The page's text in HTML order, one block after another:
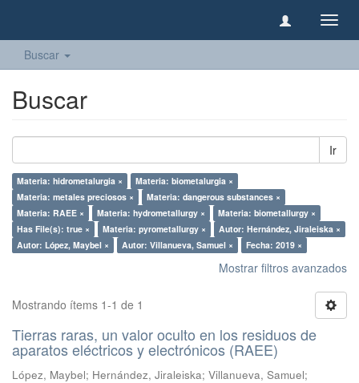
Buscar
Buscar
Ir
Materia: hidrometalurgia ×
Materia: biometalurgia ×
Materia: metales preciosos ×
Materia: dangerous substances ×
Materia: RAEE ×
Materia: hydrometallurgy ×
Materia: biometallurgy ×
Has File(s): true ×
Materia: pyrometallurgy ×
Autor: Hernández, Jiraleiska ×
Autor: López, Maybel ×
Autor: Villanueva, Samuel × Fecha: 2019 ×
Mostrar filtros avanzados
Mostrando ítems 1-1 de 1
Tierras raras, un valor oculto en los residuos de
aparatos eléctricos y electrónicos (RAEE)
López, Maybel; Hernández, Jiraleiska; Villanueva, Samuel;